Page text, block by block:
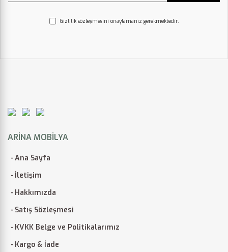
Gizlilik sözleşmesini onaylamanız gerekmektedir.
ARINA MOBILYA
Ana Sayfa
İletişim
Hakkımızda
Satış Sözleşmesi
KVKK Belge ve Politikalarımız
Kargo & İade